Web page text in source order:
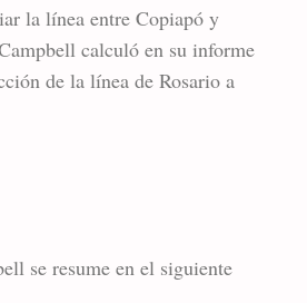
la línea entre Copiapó y
calculó en su informe
de la línea de Rosario a
se resume en el siguiente